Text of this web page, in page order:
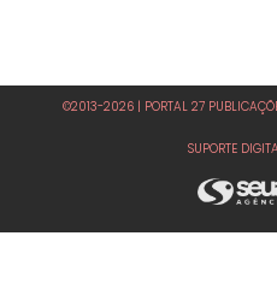
©2013-2026 | PORTAL 27
SUPORTE